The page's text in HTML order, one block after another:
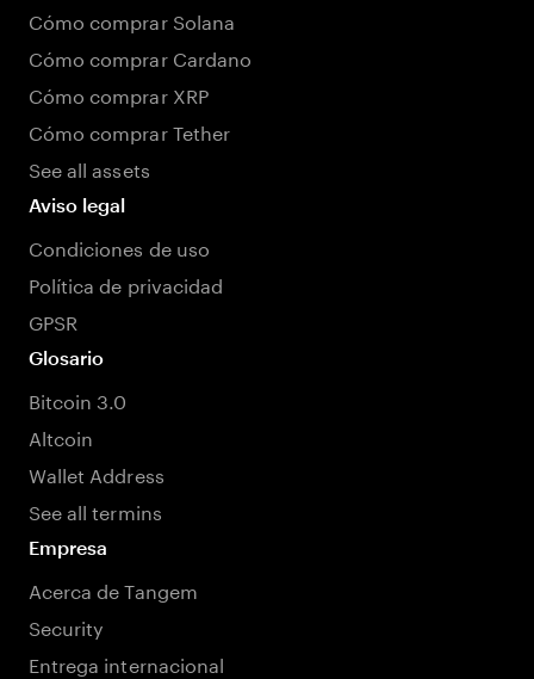
Cómo comprar Solana
Cómo comprar Cardano
Cómo comprar XRP
Cómo comprar Tether
See all assets
Aviso legal
Condiciones de uso
Política de privacidad
GPSR
Glosario
Bitcoin 3.0
Altcoin
Wallet Address
See all termins
Empresa
Acerca de Tangem
Security
Entrega internacional